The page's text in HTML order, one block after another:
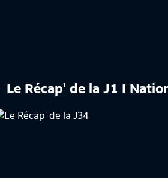
Le Récap' de la J1 I